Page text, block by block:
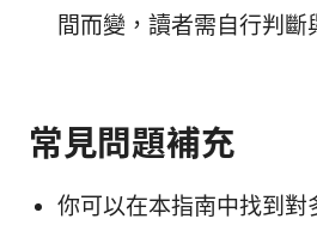
間而變，讀者需自行判斷
常見問題補充
你可以在本指南中找到對